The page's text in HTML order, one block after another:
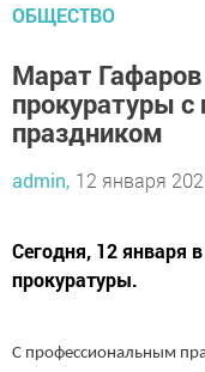
ОБЩЕСТВО
Марат
прокуратуры
праздником
admin, 12 января
Сегодня, 12 января
прокуратуры.
С профессиональным